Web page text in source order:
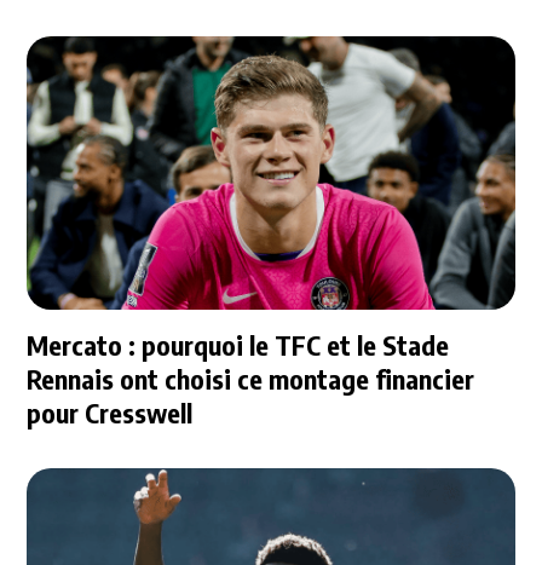
Mercato : pourquoi le TFC et le Stade
Rennais ont choisi ce montage financier
pour Cresswell